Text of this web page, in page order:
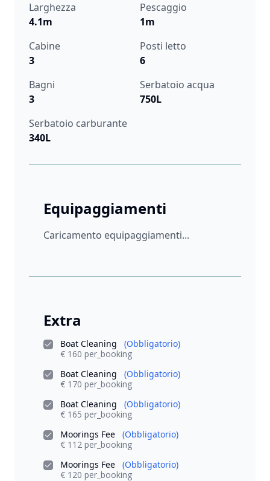
Larghezza
4.1m
Pescaggio
1m
Cabine
3
Posti letto
6
Bagni
3
Serbatoio acqua
750L
Serbatoio carburante
340L
Equipaggiamenti
Caricamento equipaggiamenti...
Extra
Boat Cleaning
(Obbligatorio)
€ 160 per_booking
Boat Cleaning
(Obbligatorio)
€ 170 per_booking
Boat Cleaning
(Obbligatorio)
€ 165 per_booking
Moorings Fee
(Obbligatorio)
€ 112 per_booking
Moorings Fee
(Obbligatorio)
€ 120 per_booking